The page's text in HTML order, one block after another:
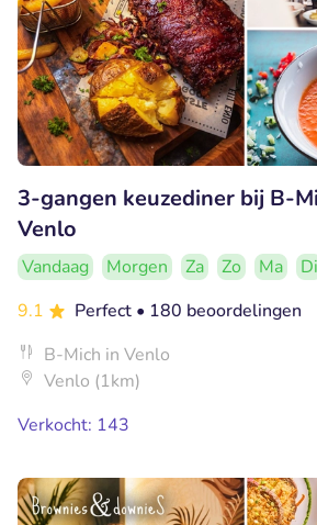
3-gangen keuzediner bij B-
Venlo
Vandaag Morgen Za Zo Ma Di
9.1
Perfect • 180 beoordelingen
B-Mich in Venlo
Venlo (1km)
Verkocht: 143